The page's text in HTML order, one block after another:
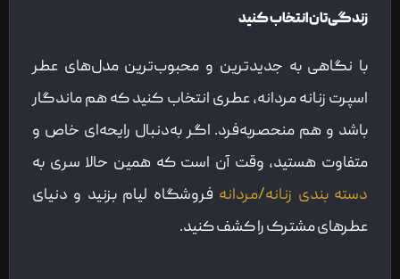
زندگی‌تان انتخاب کنید
با نگاهی به جدیدترین و محبوب‌ترین مدل‌های عطر
اسپرت زنانه مردانه، عطری انتخاب کنید که هم ماندگار
باشد و هم منحصربه‌فرد. اگر به‌دنبال رایحه‌ای خاص و
متفاوت هستید، وقت آن است که همین حالا سری به
دسته بندی زنانه/مردانه فروشگاه‌ لیام بزنید و دنیای
عطرهای مشترک را کشف کنید.